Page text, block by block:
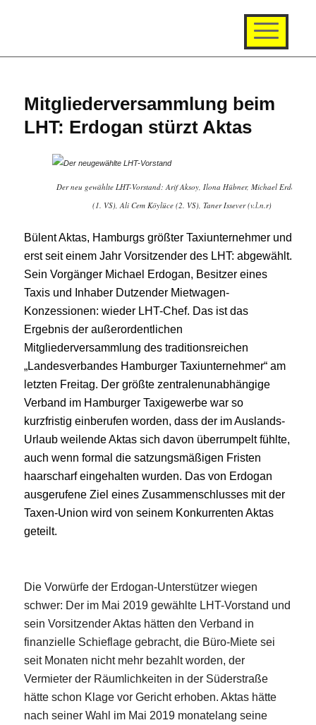
Mitgliederversammlung beim
LHT: Erdogan stürzt Aktas
Der neu gewählte LHT-Vorstand: Arif Aksoy, Ilona Hübner, Michael Erdogan
(1. VS), Ali Cem Köylüce (2. VS), Taner Issever (v.l.n.r)
Bülent Aktas, Hamburgs größter Taxiunternehmer und
erst seit einem Jahr Vorsitzender des LHT: abgewählt.
Sein Vorgänger Michael Erdogan, Besitzer eines
Taxis und Inhaber Dutzender Mietwagen-
Konzessionen: wieder LHT-Chef. Das ist das
Ergebnis der außerordentlichen
Mitgliederversammlung des traditionsreichen
„Landesverbandes Hamburger Taxiunternehmer“ am
letzten Freitag. Der größte zentralenunabhängige
Verband im Hamburger Taxigewerbe war so
kurzfristig einberufen worden, dass der im Auslands-
Urlaub weilende Aktas sich davon überrumpelt fühlte,
auch wenn formal die satzungsmäßigen Fristen
haarscharf eingehalten wurden. Das von Erdogan
ausgerufene Ziel eines Zusammenschlusses mit der
Taxen-Union wird von seinem Konkurrenten Aktas
geteilt.
Die Vorwürfe der Erdogan-Unterstützer wiegen
schwer: Der im Mai 2019 gewählte LHT-Vorstand und
sein Vorsitzender Aktas hätten den Verband in
finanzielle Schieflage gebracht, die Büro-Miete sei
seit Monaten nicht mehr bezahlt worden, der
Vermieter der Räumlichkeiten in der Süderstraße
hätte schon Klage vor Gericht erhoben. Aktas hätte
nach seiner Wahl im Mai 2019 monatelang seine